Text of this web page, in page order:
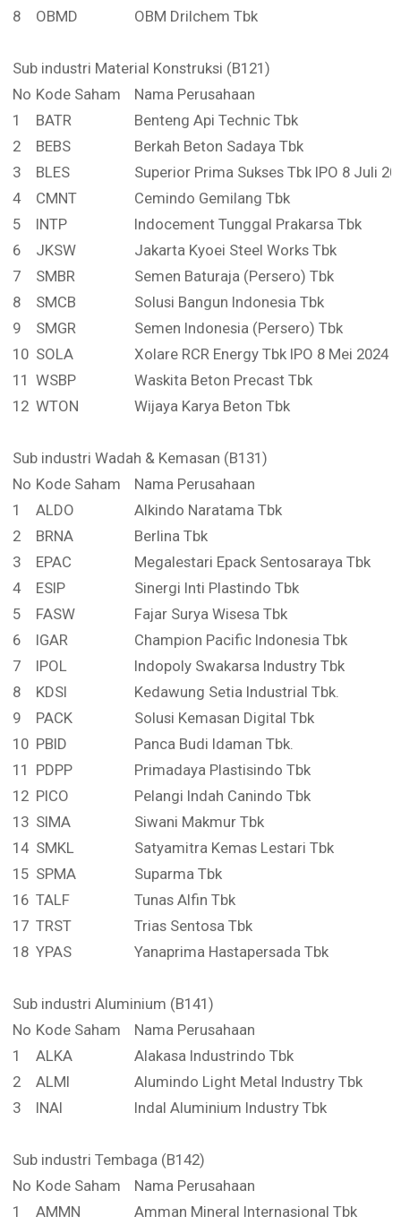
8
OBMD OBM Drilchem Tbk
Sub industri Material Konstruksi (B121)
No Kode Saham
Nama Perusahaan
1
BATR
Benteng Api Technic Tbk
2
BEBS
Berkah Beton Sadaya Tbk
3
BLES
Superior Prima Sukses Tbk IPO 8 Juli
4
CMNT
Cemindo Gemilang Tbk
5
INTP
Indocement Tunggal Prakarsa Tbk
6
JKSW
Jakarta Kyoei Steel Works Tbk
7
SMBR
Semen Baturaja (Persero) Tbk
8
SMCB
Solusi Bangun Indonesia Tbk
9
SMGR
Semen Indonesia (Persero) Tbk
10 SOLA
Xolare RCR Energy Tbk IPO 8 Mei 2024
11 WSBP
Waskita Beton Precast Tbk
12 WTON Wijaya Karya Beton Tbk
Sub industri Wadah & Kemasan (B131)
No Kode Saham
Nama Perusahaan
1
ALDO
Alkindo Naratama Tbk
2
BRNA
Berlina Tbk
3
EPAC
Megalestari Epack Sentosaraya Tbk
4
ESIP
Sinergi Inti Plastindo Tbk
5
FASW
Fajar Surya Wisesa Tbk
6
IGAR
Champion Pacific Indonesia Tbk
7
IPOL
Indopoly Swakarsa Industry Tbk
8
KDSI
Kedawung Setia Industrial Tbk.
9
PACK
Solusi Kemasan Digital Tbk
10 PBID
Panca Budi Idaman Tbk.
11 PDPP
Primadaya Plastisindo Tbk
12 PICO
Pelangi Indah Canindo Tbk
13 SIMA
Siwani Makmur Tbk
14 SMKL
Satyamitra Kemas Lestari Tbk
15 SPMA
Suparma Tbk
16 TALF
Tunas Alfin Tbk
17 TRST
Trias Sentosa Tbk
18 YPAS Yanaprima Hastapersada Tbk
Sub industri Aluminium (B141)
No Kode Saham
Nama Perusahaan
1
ALKA
Alakasa Industrindo Tbk
2
ALMI
Alumindo Light Metal Industry Tbk
3
INAI Indal Aluminium Industry Tbk
Sub industri Tembaga (B142)
No Kode Saham
Nama Perusahaan
1
AMMN Amman Mineral Internasional Tbk